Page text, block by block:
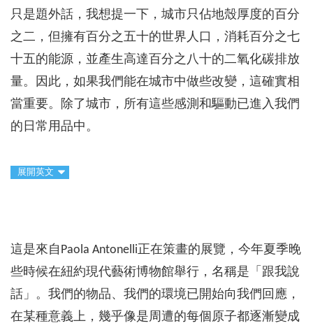
只是題外話，我想提一下，城市只佔地殼厚度的百分
之二，但擁有百分之五十的世界人口，消耗百分之七
十五的能源，並產生高達百分之八十的二氧化碳排放
量。因此，如果我們能在城市中做些改變，這確實相
當重要。除了城市，所有這些感測和驅動已進入我們
的日常用品中。
展開英文
這是來自Paola Antonelli正在策畫的展覽，今年夏季晚
些時候在紐約現代藝術博物館舉行，名稱是「跟我說
話」。我們的物品、我們的環境已開始向我們回應，
在某種意義上，幾乎像是周遭的每個原子都逐漸變成